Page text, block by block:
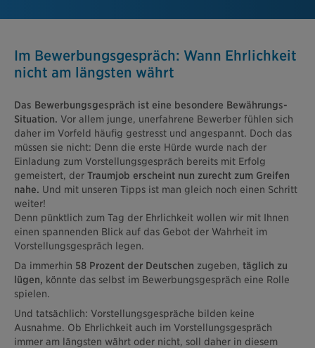
Im Bewerbungsgespräch: Wann Ehrlichkeit
nicht am längsten währt
Das Bewerbungsgespräch ist eine besondere Bewährungs-
Situation. Vor allem junge, unerfahrene Bewerber fühlen sich
daher im Vorfeld häufig gestresst und angespannt. Doch das
müssen sie nicht: Denn die erste Hürde wurde nach der
Einladung zum Vorstellungsgespräch bereits mit Erfolg
gemeistert, der Traumjob erscheint nun zurecht zum Greifen
nahe. Und mit unseren Tipps ist man gleich noch einen Schritt
weiter!
Denn pünktlich zum Tag der Ehrlichkeit wollen wir mit Ihnen
einen spannenden Blick auf das Gebot der Wahrheit im
Vorstellungsgespräch legen.
Da immerhin 58 Prozent der Deutschen zugeben, täglich zu
lügen, könnte das selbst im Bewerbungsgespräch eine Rolle
spielen.
Und tatsächlich: Vorstellungsgespräche bilden keine
Ausnahme. Ob Ehrlichkeit auch im Vorstellungsgespräch
immer am längsten währt oder nicht, soll daher in diesem